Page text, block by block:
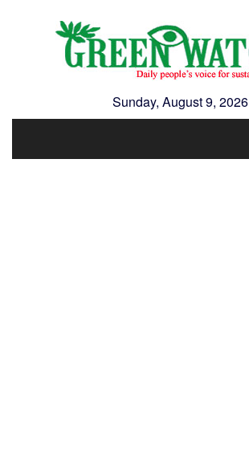
Sunday, August 9, 2026